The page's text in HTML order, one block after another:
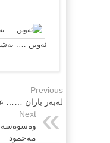
ئەوین ….
Previous
له‌به‌ر باران ……
Next
مه‌حمود‌